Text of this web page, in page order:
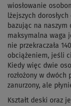
wiosłowanie
lżejszych
bazując na
maksymalna waga
nie przekraczała
obciążeniem, jeśli
Kiedy więc dwie
rozłożony w
zanurzony, ale
Kształt deski oraz